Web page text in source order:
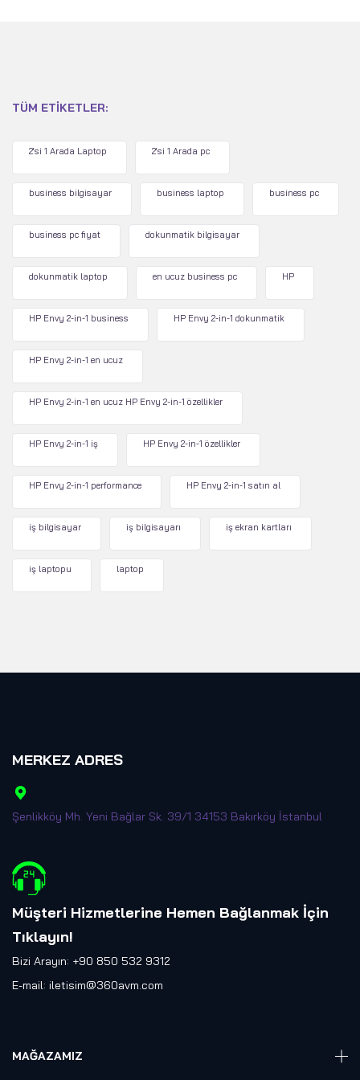
TÜM ETIKETLER:
2'si 1 Arada Laptop 2'si 1 Arada pc
business bilgisayar business laptop business pc
business pc fiyat dokunmatik bilgisayar
dokunmatik laptop en ucuz business pc HP
HP Envy 2-in-1 business HP Envy 2-in-1 dokunmatik
HP Envy 2-in-1 en ucuz
HP Envy 2-in-1 en ucuz HP Envy 2-in-1 özellikler
HP Envy 2-in-1 iş HP Envy 2-in-1 özellikler
HP Envy 2-in-1 performance HP Envy 2-in-1 satın al
iş bilgisayar iş bilgisayarı iş ekran kartları
iş laptopu laptop
MERKEZ ADRES
Şenlikköy Mh. Yeni Bağlar Sk. 39/1 34153 Bakırköy İstanbul
Müşteri Hizmetlerine Hemen Bağlanmak İçin
Tıklayın!
Bizi Arayın: +90 850 532 9312
E-mail: iletisim@360avm.com
MAĞAZAMIZ